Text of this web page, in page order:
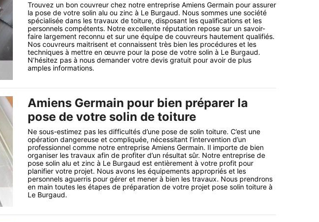
Trouvez un bon couvreur chez notre entreprise Amiens Germain pour assurer
la pose de votre solin alu ou zinc à Le Burgaud. Nous sommes une société
spécialisée dans les travaux de toiture, disposant les qualifications et les
personnels compétents. Notre excellente réputation repose sur un savoir-
faire largement reconnu et sur une équipe de couvreurs hautement qualifiés.
Nos couvreurs maitrisent et connaissent très bien les procédures et les
techniques à mettre en œuvre pour la pose de votre solin à Le Burgaud.
N’hésitez pas à nous demander votre devis gratuit pour avoir de plus
amples informations.
Amiens Germain pour bien préparer la
pose de votre solin de toiture
Ne sous-estimez pas les difficultés d’une pose de solin toiture. C’est une
opération dangereuse et compliquée, nécessitant l’intervention d’un
professionnel comme notre entreprise Amiens Germain. Il importe de bien
organiser les travaux afin de profiter d’un résultat sûr. Notre entreprise de
pose solin alu et zinc à Le Burgaud est entièrement à votre profit pour
planifier votre projet. Nous avons les équipements appropriés et les
personnels aguerris pour gérer et mener à bien les travaux. Nous prendrons
en main toutes les étapes de préparation de votre projet pose solin toiture à
Le Burgaud.